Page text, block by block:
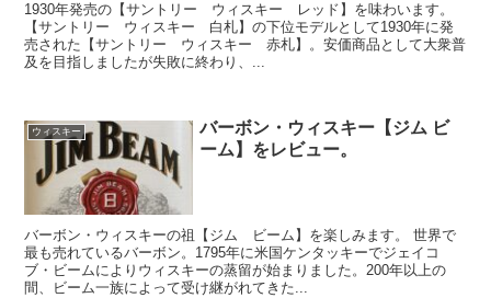
1930年発売の【サントリー ウィスキー レッド】を味わいます。
【サントリー ウィスキー 白札】の下位モデルとして1930年に発
売された【サントリー ウィスキー 赤札】。安価商品として大衆普
及を目指しましたが失敗に終わり、...
ウィスキー
バーボン・ウィスキー【ジム ビ
ーム】をレビュー。
バーボン・ウィスキーの祖【ジム ビーム】を楽しみます。 世界で
最も売れているバーボン。1795年に米国ケンタッキーでジェイコ
ブ・ビームによりウィスキーの蒸留が始まりました。200年以上の
間、ビーム一族によって受け継がれてきた...